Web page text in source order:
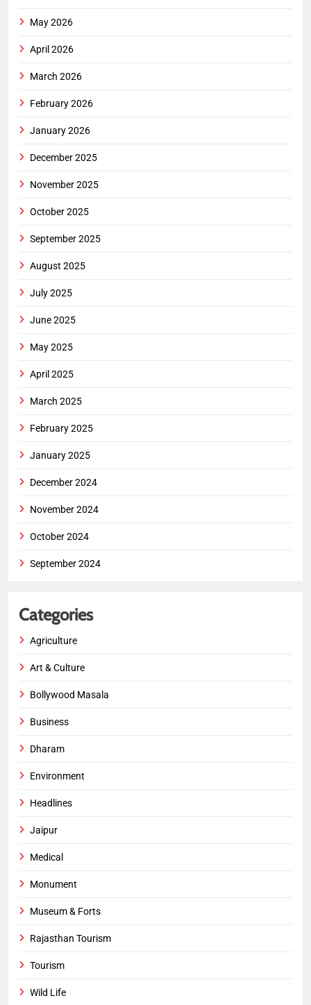
May 2026
April 2026
March 2026
February 2026
January 2026
December 2025
November 2025
October 2025
September 2025
August 2025
July 2025
June 2025
May 2025
April 2025
March 2025
February 2025
January 2025
December 2024
November 2024
October 2024
September 2024
Categories
Agriculture
Art & Culture
Bollywood Masala
Business
Dharam
Environment
Headlines
Jaipur
Medical
Monument
Museum & Forts
Rajasthan Tourism
Tourism
Wild Life